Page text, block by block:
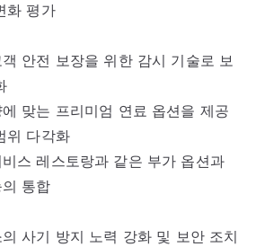
화 평가
안전 보장을 위한 감시 기술로 보
맞는 프리미엄 연료 옵션을 제공
위 다각화
스 레스토랑과 같은 부가 옵션과
통합
사기 방지 노력 강화 및 보안 조치